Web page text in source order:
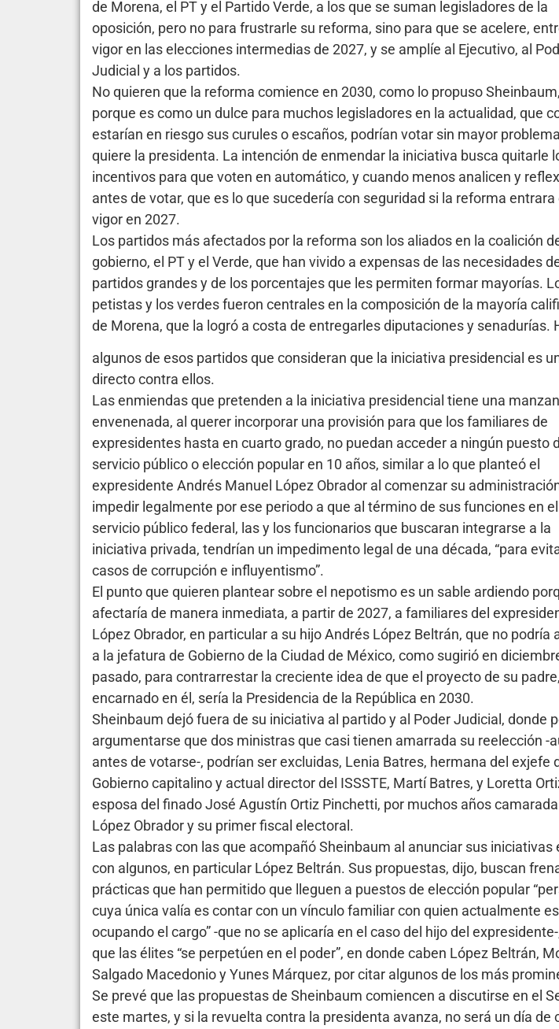
de Morena, el PT y el Partido Verde, a los que se suman legisladores de la
oposición, pero no para frustrarle su reforma, sino para que se acelere,
vigor en las elecciones intermedias de 2027, y se amplíe al Ejecutivo, al
Judicial y a los partidos.
No quieren que la reforma comience en 2030, como lo propuso Sheinbaum,
porque es como un dulce para muchos legisladores en la actualidad, que
estarían en riesgo sus curules o escaños, podrían votar sin mayor
quiere la presidenta. La intención de enmendar la iniciativa busca quitarle
incentivos para que voten en automático, y cuando menos analicen y
antes de votar, que es lo que sucedería con seguridad si la reforma entrara
vigor en 2027.
Los partidos más afectados por la reforma son los aliados en la coalición
gobierno, el PT y el Verde, que han vivido a expensas de las necesidades
partidos grandes y de los porcentajes que les permiten formar mayorías.
petistas y los verdes fueron centrales en la composición de la mayoría
de Morena, que la logró a costa de entregarles diputaciones y senadurías.
algunos de esos partidos que consideran que la iniciativa presidencial es
directo contra ellos.
Las enmiendas que pretenden a la iniciativa presidencial tiene una
envenenada, al querer incorporar una provisión para que los familiares de
expresidentes hasta en cuarto grado, no puedan acceder a ningún puesto
servicio público o elección popular en 10 años, similar a lo que planteó el
expresidente Andrés Manuel López Obrador al comenzar su
impedir legalmente por ese periodo a que al término de sus funciones en el
servicio público federal, las y los funcionarios que buscaran integrarse a la
iniciativa privada, tendrían un impedimento legal de una década, “para
casos de corrupción e influyentismo”.
El punto que quieren plantear sobre el nepotismo es un sable ardiendo
afectaría de manera inmediata, a partir de 2027, a familiares del
López Obrador, en particular a su hijo Andrés López Beltrán, que no podría
a la jefatura de Gobierno de la Ciudad de México, como sugirió en
pasado, para contrarrestar la creciente idea de que el proyecto de su padre,
encarnado en él, sería la Presidencia de la República en 2030.
Sheinbaum dejó fuera de su iniciativa al partido y al Poder Judicial, donde
argumentarse que dos ministras que casi tienen amarrada su reelección -
antes de votarse-, podrían ser excluidas, Lenia Batres, hermana del exjefe
Gobierno capitalino y actual director del ISSSTE, Martí Batres, y Loretta
esposa del finado José Agustín Ortiz Pinchetti, por muchos años
López Obrador y su primer fiscal electoral.
Las palabras con las que acompañó Sheinbaum al anunciar sus iniciativas
con algunos, en particular López Beltrán. Sus propuestas, dijo, buscan
prácticas que han permitido que lleguen a puestos de elección popular
cuya única valía es contar con un vínculo familiar con quien actualmente
ocupando el cargo” -que no se aplicaría en el caso del hijo del
que las élites “se perpetúen en el poder”, en donde caben López Beltrán,
Salgado Macedonio y Yunes Márquez, por citar algunos de los más
Se prevé que las propuestas de Sheinbaum comiencen a discutirse en el
este martes, y si la revuelta contra la presidenta avanza, no será un día de